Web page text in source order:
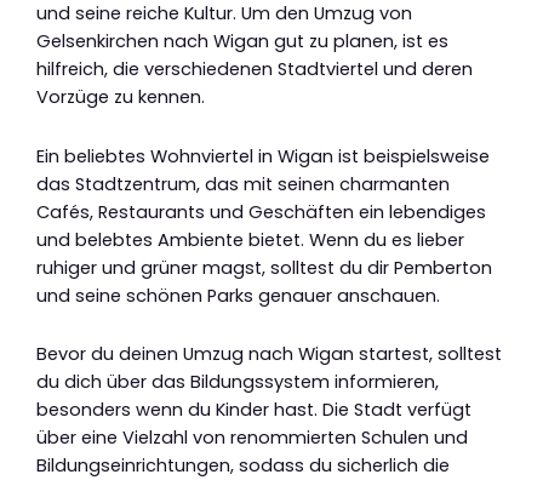
und seine reiche Kultur. Um den Umzug von
Gelsenkirchen nach Wigan gut zu planen, ist es
hilfreich, die verschiedenen Stadtviertel und deren
Vorzüge zu kennen.
Ein beliebtes Wohnviertel in Wigan ist beispielsweise
das Stadtzentrum, das mit seinen charmanten
Cafés, Restaurants und Geschäften ein lebendiges
und belebtes Ambiente bietet. Wenn du es lieber
ruhiger und grüner magst, solltest du dir Pemberton
und seine schönen Parks genauer anschauen.
Bevor du deinen Umzug nach Wigan startest, solltest
du dich über das Bildungssystem informieren,
besonders wenn du Kinder hast. Die Stadt verfügt
über eine Vielzahl von renommierten Schulen und
Bildungseinrichtungen, sodass du sicherlich die